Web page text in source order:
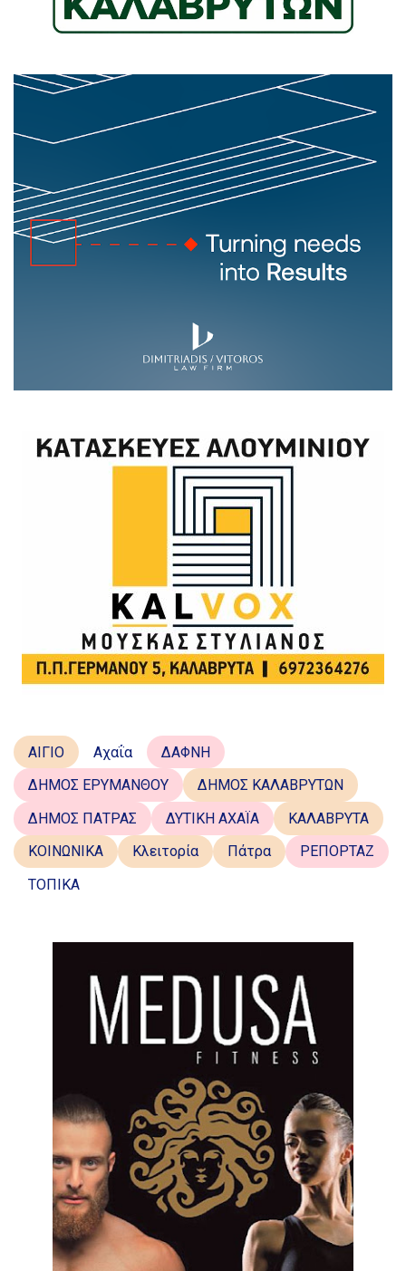
ΑΙΓΙΟ Αχαΐα
ΔΑΦΝΗ
ΔΗΜΟΣ ΕΡΥΜΑΝΘΟΥ
ΔΗΜΟΣ ΚΑΛΑΒΡΥΤΩΝ
ΔΗΜΟΣ ΠΑΤΡΑΣ
ΔΥΤΙΚΗ ΑΧΑΪΑ
ΚΑΛΑΒΡΥΤΑ
ΚΟΙΝΩΝΙΚΑ
Κλειτορία Πάτρα
ΡΕΠΟΡΤΑΖ
ΤΟΠΙΚΑ